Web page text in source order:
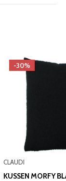
-30%
CLAUDI
KUSSEN MORFY